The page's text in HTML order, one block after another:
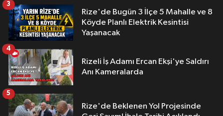
Rize'de Bugün 3 İlçe 5 Mahalle ve 8
Köyde Planlı Elektrik Kesintisi
Yaşanacak
3
Rizeli İş Adamı Ercan Ekşi'ye Saldırı
Anı Kameralarda
4
Rize'de Beklenen Yol Projesinde
5